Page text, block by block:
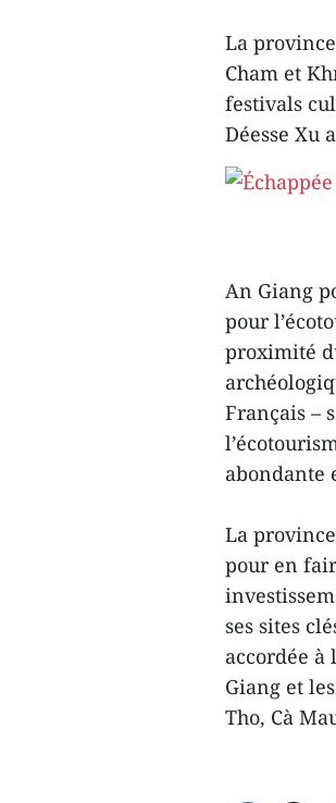
La
Cham et
festivals
Déesse Xu
An Giang
pour
proximité
Français –
abondante
La
pour en
ses sites
accordée
Giang et
Tho, Cà